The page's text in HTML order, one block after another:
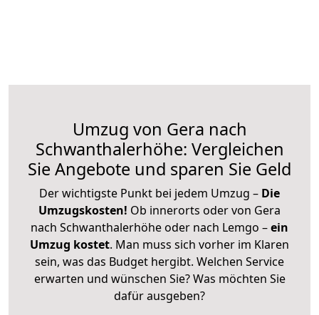
Umzug von Gera nach
Schwanthalerhöhe: Vergleichen
Sie Angebote und sparen Sie Geld
Der wichtigste Punkt bei jedem Umzug – Die
Umzugskosten! Ob innerorts oder von Gera
nach Schwanthalerhöhe oder nach Lemgo –ein
Umzug kostet. Man muss sich vorher im Klaren
sein, was das Budget hergibt. Welchen Service
erwarten und wünschen Sie? Was möchten Sie
dafür ausgeben?